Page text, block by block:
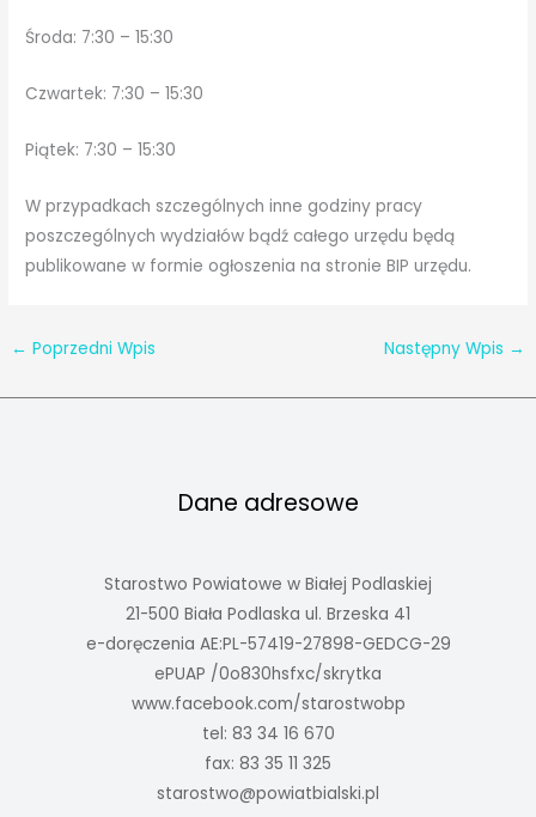
Środa: 7:30 – 15:30
Czwartek: 7:30 – 15:30
Piątek: 7:30 – 15:30
W przypadkach szczególnych inne godziny pracy
poszczególnych wydziałów bądź całego urzędu będą
publikowane w formie ogłoszenia na stronie BIP urzędu.
← Poprzedni Wpis Następny Wpis →
Dane adresowe
Starostwo Powiatowe w Białej Podlaskiej
21-500 Biała Podlaska ul. Brzeska 41
e-doręczenia AE:PL-57419-27898-GEDCG-29
ePUAP /0o830hsfxc/skrytka
www.facebook.com/starostwobp
tel: 83 34 16 670
fax: 83 35 11 325
starostwo@powiatbialski.pl